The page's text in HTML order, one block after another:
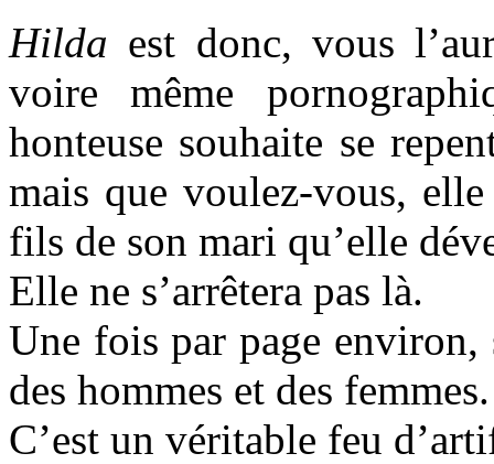
Hilda est donc, vous
voire même
honteuse souhaite se
mais que voulez-vous,
fils de son mari qu’elle
Elle ne s’arrêtera pas là.
Une fois par page environ,
des hommes et des
C’est un véritable feu